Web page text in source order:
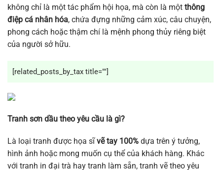
không chỉ là một tác phẩm hội họa, mà còn là một thông
điệp cá nhân hóa, chứa đựng những cảm xúc, câu chuyện,
phong cách hoặc thậm chí là mệnh phong thủy riêng biệt
của người sở hữu.
[related_posts_by_tax title=""]
Tranh sơn dầu theo yêu cầu là gì?
Là loại tranh được họa sĩvẽ tay 100% dựa trên ý tưởng,
hình ảnh hoặc mong muốn cụ thể của khách hàng. Khác
với tranh in đại trà hay tranh làm sẵn, tranh vẽ theo yêu